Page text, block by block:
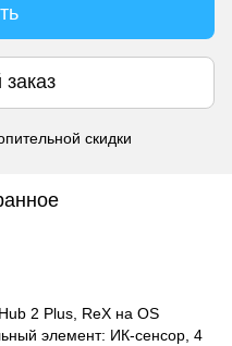
скидки
2 Plus, ReX на OS
элемент: ИК-сенсор, 4